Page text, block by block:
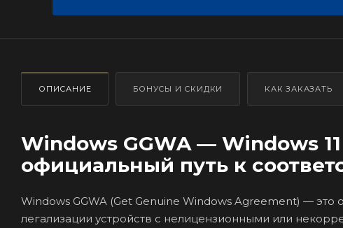
ОПИСАНИЕ БОНУСЫ И СКИДКИ КАК ЗАКАЗАТЬ
Windows GGWA — Windows
официальный путь к
Windows GGWA (Get Genuine Windows Agreement) —
легализации устройств с нелицензионными или